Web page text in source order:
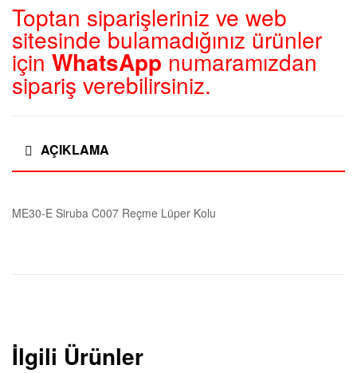
Toptan siparişleriniz ve web
sitesinde bulamadığınız ürünler
için WhatsApp numaramızdan
sipariş verebilirsiniz.
AÇIKLAMA
ME30-E Siruba C007 Reçme Lüper Kolu
İlgili Ürünler